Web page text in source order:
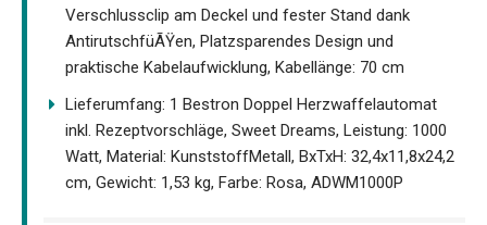
Verschlussclip am Deckel und fester Stand dank
AntirutschfüÃŸen, Platzsparendes Design und
praktische Kabelaufwicklung, Kabellänge: 70 cm
Lieferumfang: 1 Bestron Doppel Herzwaffelautomat
inkl. Rezeptvorschläge, Sweet Dreams, Leistung: 1000
Watt, Material: KunststoffMetall, BxTxH: 32,4x11,8x24,2
cm, Gewicht: 1,53 kg, Farbe: Rosa, ADWM1000P